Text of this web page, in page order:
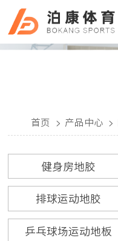
首页 > 产品中心 >
健身房地胶
排球运动地胶
乒乓球场运动地板